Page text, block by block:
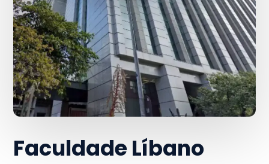
Faculdade Líbano